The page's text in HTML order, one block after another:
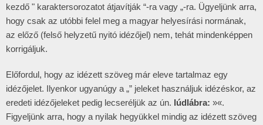
kezdő " karaktersorozatot átjavítják “-ra vagy „-ra. Ügyeljünk arra,
hogy csak az utóbbi felel meg a magyar helyesírási normának,
az előző (felső helyzetű nyitó idézőjel) nem, tehát mindenképpen
korrigáljuk.
Előfordul, hogy az idézett szöveg már eleve tartalmaz egy
idézőjelet. Ilyenkor ugyanúgy a „” jeleket használjuk idézéskor, az
eredeti idézőjeleket pedig lecseréljük az ún. lúdlábra: »«.
Figyeljünk arra, hogy a nyilak hegyükkel mindig az idézett szöveg